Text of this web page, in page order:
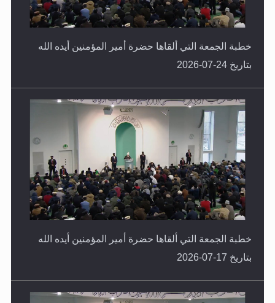
خطبة الجمعة التي ألقاها حضرة أمير المؤمنين أيده الله
بتاريخ 24-07-2026
خطبة الجمعة التي ألقاها حضرة أمير المؤمنين أيده الله
بتاريخ 17-07-2026